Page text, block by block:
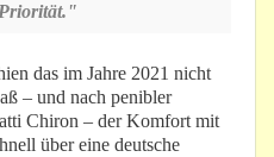
das im Jahre 2021 nicht
– und nach penibler
Chiron – der Komfort mit
über eine deutsche